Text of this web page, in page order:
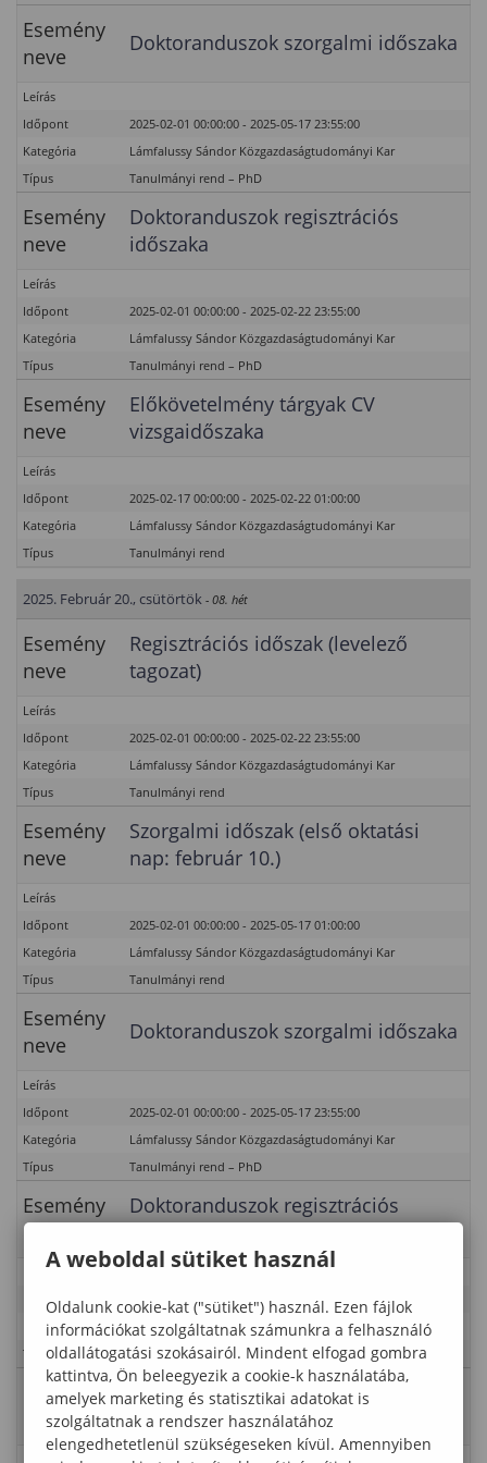
Esemény
neve
Doktoranduszok szorgalmi időszaka
Leírás
Időpont
2025-02-01 00:00:00 - 2025-05-17 23:55:00
Kategória
Lámfalussy Sándor Közgazdaságtudományi Kar
Típus
Tanulmányi rend – PhD
Esemény
neve
Doktoranduszok regisztrációs
időszaka
Leírás
Időpont
2025-02-01 00:00:00 - 2025-02-22 23:55:00
Kategória
Lámfalussy Sándor Közgazdaságtudományi Kar
Típus
Tanulmányi rend – PhD
Esemény
neve
Előkövetelmény tárgyak CV
vizsgaidőszaka
Leírás
Időpont
2025-02-17 00:00:00 - 2025-02-22 01:00:00
Kategória
Lámfalussy Sándor Közgazdaságtudományi Kar
Típus
Tanulmányi rend
2025. Február 20., csütörtök - 08. hét
Esemény
neve
Regisztrációs időszak (levelező
tagozat)
Leírás
Időpont
2025-02-01 00:00:00 - 2025-02-22 23:55:00
Kategória
Lámfalussy Sándor Közgazdaságtudományi Kar
Típus
Tanulmányi rend
Esemény
neve
Szorgalmi időszak (első oktatási
nap: február 10.)
Leírás
Időpont
2025-02-01 00:00:00 - 2025-05-17 01:00:00
Kategória
Lámfalussy Sándor Közgazdaságtudományi Kar
Típus
Tanulmányi rend
Esemény
neve
Doktoranduszok szorgalmi időszaka
Leírás
Időpont
2025-02-01 00:00:00 - 2025-05-17 23:55:00
Kategória
Lámfalussy Sándor Közgazdaságtudományi Kar
Típus
Tanulmányi rend – PhD
Esemény
neve
Doktoranduszok regisztrációs
Leírás
Időpont
2025-02-01 00:00:00 - 2025-02-22 23:55:00
Kategória
Lámfalussy Sándor Közgazdaságtudományi Kar
Típus
Tanulmányi rend – PhD
Esemény
neve
Előkövetelmény tárgyak CV
vizsgaidőszaka
A weboldal sütiket használ
Oldalunk cookie-kat ("sütiket") használ. Ezen fájlok
információkat szolgáltatnak számunkra a felhasználó
oldallátogatási szokásairól. Mindent elfogad gombra
kattintva, Ön beleegyezik a cookie-k használatába,
amelyek marketing és statisztikai adatokat is
szolgáltatnak a rendszer használatához
elengedhetetlenül szükségeseken kívül. Amennyiben